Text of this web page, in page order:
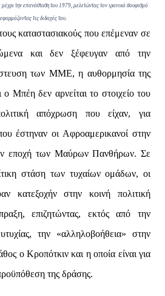
την επανάσταση του 1979, μελετώντας τον ιρανικό σουφισμό
τις διδαχές του.
καταστασιακούς που επέμεναν σε
και δεν ξέφευγαν από την
των ΜΜΕ, η αυθορμησία της
ο Μπέη δεν αρνείται το στοιχείο του
απόχρωση που είχαν, για
έστηναν οι Αφροαμερικανοί στην
εποχή των Μαύρων Πανθήρων. Σε
στάση των τυχαίων ομάδων, οι
κατεξοχήν στην κοινή πολιτική
επιζητώντας, εκτός από την
την «αλληλοβοήθεια» στην
ο Κροπότκιν και η οποία είναι για
της δράσης.